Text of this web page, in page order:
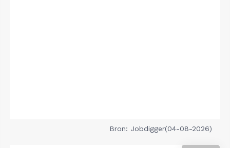
Bron: Jobdigger(04-08-2026)